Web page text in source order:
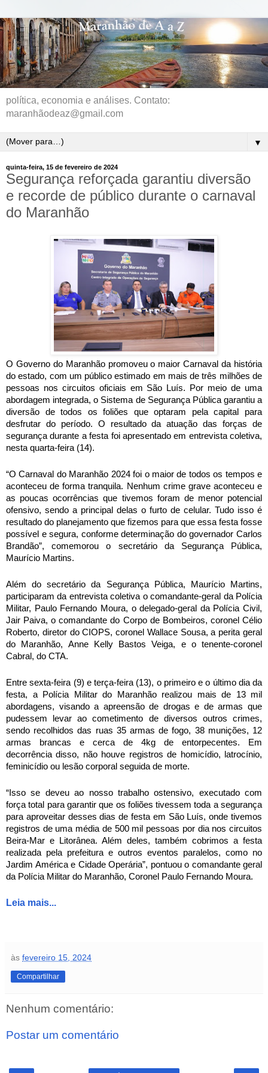
política, economia e análises. Contato:
maranhãodeaz@gmail.com
▼
quinta-feira, 15 de fevereiro de 2024
Segurança reforçada garantiu diversão
e recorde de público durante o carnaval
do Maranhão
O Governo do Maranhão promoveu o maior Carnaval da história
do estado, com um público estimado em mais de três milhões de
pessoas nos circuitos oficiais em São Luís. Por meio de uma
abordagem integrada, o Sistema de Segurança Pública garantiu a
diversão de todos os foliões que optaram pela capital para
desfrutar do período. O resultado da atuação das forças de
segurança durante a festa foi apresentado em entrevista coletiva,
nesta quarta-feira (14).
“O Carnaval do Maranhão 2024 foi o maior de todos os tempos e
aconteceu de forma tranquila. Nenhum crime grave aconteceu e
as poucas ocorrências que tivemos foram de menor potencial
ofensivo, sendo a principal delas o furto de celular. Tudo isso é
resultado do planejamento que fizemos para que essa festa fosse
possível e segura, conforme determinação do governador Carlos
Brandão”, comemorou o secretário da Segurança Pública,
Maurício Martins.
Além do secretário da Segurança Pública, Maurício Martins,
participaram da entrevista coletiva o comandante-geral da Polícia
Militar, Paulo Fernando Moura, o delegado-geral da Polícia Civil,
Jair Paiva, o comandante do Corpo de Bombeiros, coronel Célio
Roberto, diretor do CIOPS, coronel Wallace Sousa, a perita geral
do Maranhão, Anne Kelly Bastos Veiga, e o tenente-coronel
Cabral, do CTA.
Entre sexta-feira (9) e terça-feira (13), o primeiro e o último dia da
festa, a Polícia Militar do Maranhão realizou mais de 13 mil
abordagens, visando a apreensão de drogas e de armas que
pudessem levar ao cometimento de diversos outros crimes,
sendo recolhidos das ruas 35 armas de fogo, 38 munições, 12
armas brancas e cerca de 4kg de entorpecentes. Em
decorrência disso, não houve registros de homicídio, latrocínio,
feminicídio ou lesão corporal seguida de morte.
“Isso se deveu ao nosso trabalho ostensivo, executado com
força total para garantir que os foliões tivessem toda a segurança
para aproveitar desses dias de festa em São Luís, onde tivemos
registros de uma média de 500 mil pessoas por dia nos circuitos
Beira-Mar e Litorânea. Além deles, também cobrimos a festa
realizada pela prefeitura e outros eventos paralelos, como no
Jardim América e Cidade Operária”, pontuou o comandante geral
da Polícia Militar do Maranhão, Coronel Paulo Fernando Moura.
Leia mais...
às fevereiro 15, 2024
Compartilhar
Nenhum comentário:
Postar um comentário